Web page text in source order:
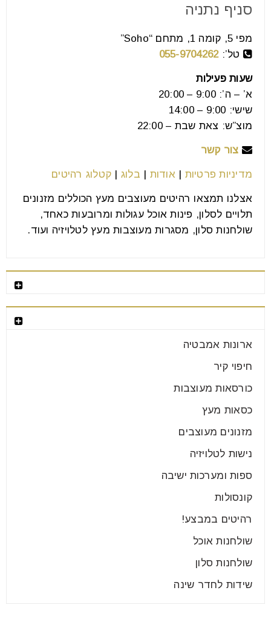
עיצוב הבית? לחדש את האווירה בסלון או במטבח?
החלטתם
קרא עוד
שולחנות עגולים נפתחים לפינת אוכל
01 אוג
חושבים על זה לעומק, הוא פשוט רעיון גאוני. זה בדיוק
סניף נתניה
מפי 5, קומה 1, מתחם “Soho”
טל’:055-9704262
שעות פעילות
א’ – ה’: 9:00 – 20:00
שישי: 9:00 – 14:00
מוצ”ש: צאת שבת – 22:00
צור קשר
מדיניות פרטיות |אודות | בלוג | קטלוג רהיטים
אצלנו תמצאו רהיטים מעוצבים מעץ הכוללים מזנונים
תלויים לסלון, פינות אוכל עגולות ומרובעות כאחד,
שולחנות סלון, מסגרות מעוצבות מעץ לטלויזיה ועוד.
ארונות אמבטיה
חיפוי קיר
כורסאות מעוצבות
כסאות מעץ
מזנונים מעוצבים
נישות לטלויזיה
ספות ומערכות ישיבה
קונסולות
רהיטים במבצע!
שולחנות אוכל
שולחנות סלון
שידות לחדר שינה